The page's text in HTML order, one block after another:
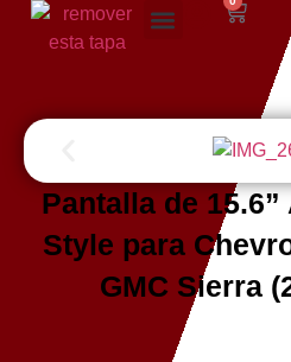
Pantalla de
Style para
GMC Sierra